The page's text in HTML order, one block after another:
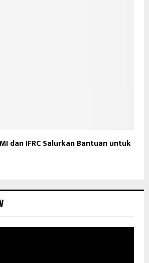
dan IFRC Salurkan Bantuan untuk